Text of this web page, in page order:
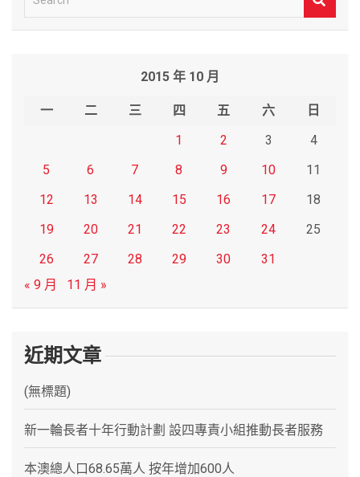
e
2015 年 10 月
一 二 三 四 五 六
日
1
2 3
4
5
6 7 8 9 10
11
12
13 14 15 16 17
18
19
20 21 22 23 24
25
26
27 28 29 30
31
« 9 月
11 月 »
近期文章
(無標題)
新一輪長者十年行動計劃 設四專責小組推動長者服務
本澳總人口68.65萬人 按年增加600人